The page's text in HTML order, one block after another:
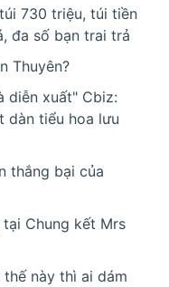
730 triệu, túi tiền
đa số bạn trai trả
Thuyên?
diễn xuất" Cbiz:
dàn tiểu hoa lưu
thắng bại của
Chung kết Mrs
này thì ai dám